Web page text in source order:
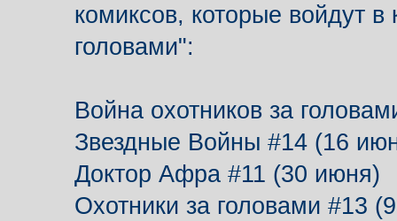
комиксов, которые войдут в
головами":
Война охотников за
Звездные Войны #14 (16
Доктор Афра #11 (30 июня)
Охотники за головами #13